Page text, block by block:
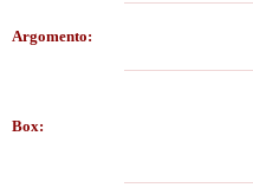
Argomento:
Box: